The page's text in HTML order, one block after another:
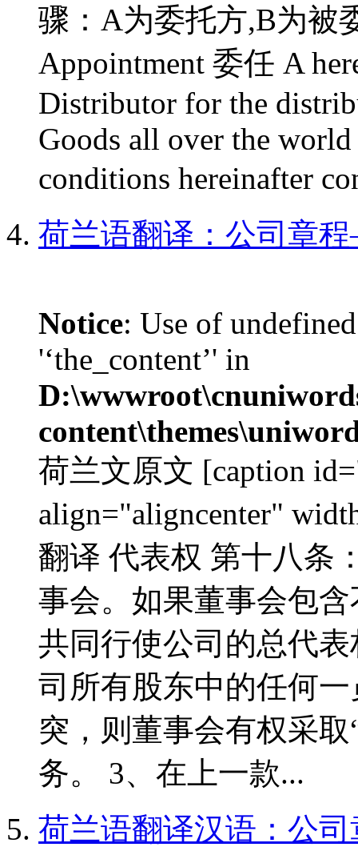
骤：A为委托方,B为
Appointment 委任 A
Distributor for the
Goods all over the
conditions hereinafter
荷兰语翻译：公司章
Notice: Use of
'‘the_content’' in
荷兰文原文 [caption
align="aligncenter"
翻译 代表权 第十八条
事会。如果董事会包
共同行使公司的总代
司所有股东中的任何
突，则董事会有权采
务。 3、在上一款...
荷兰语翻译汉语：公